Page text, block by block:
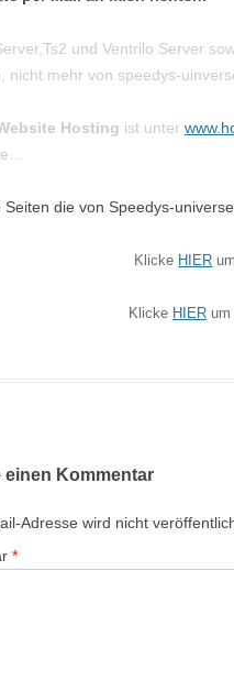
und Ventrilo Server
nicht mehr von speedys-
Hosting ist unter
Seiten die von Speedys-
Klicke HIER
Klicke HIERum
einen Kommentar
Adresse wird nicht
*